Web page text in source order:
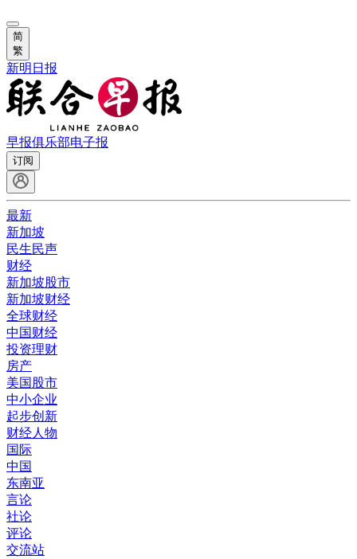
简
繁
新明日报
早报俱乐部电子报
订阅
最新
新加坡
民生民声
财经
新加坡股市
新加坡财经
全球财经
中国财经
投资理财
房产
美国股市
中小企业
起步创新
财经人物
国际
中国
东南亚
言论
社论
评论
交流站